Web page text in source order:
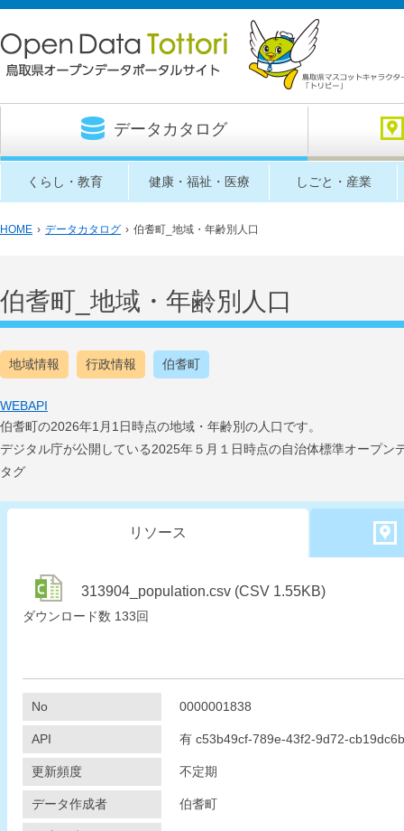
データカタログ
くらし・教育 健康・福祉・医療 しごと・産業
HOME › データカタログ › 伯耆町_地域・年齢別人口
伯耆町_地域・年齢別人口
地域情報 行政情報 伯耆町
WEBAPI
伯耆町の2026年1月1日時点の地域・年齢別の人口です。
デジタル庁が公開している2025年５月１日時点の自治体標準オープン
タグ
リソース
313904_population.csv (CSV 1.55KB)
ダウンロード数 133回
No 0000001838
API 有 c53b49cf-789e-43f2-9d72-
更新頻度 不定期
データ作成者 伯耆町